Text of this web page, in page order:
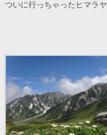
ついに行っちゃったヒマラヤ